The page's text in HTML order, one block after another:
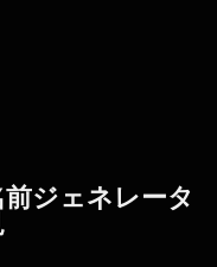
ジェネレータ